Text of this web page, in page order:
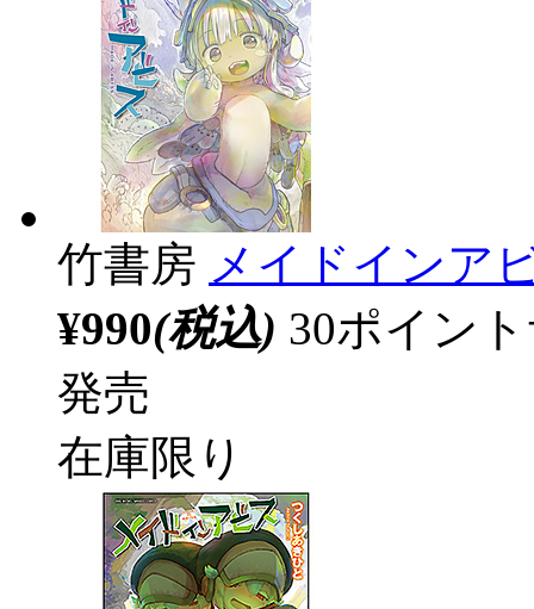
竹書房 メイドインア
¥990(税込) 30ポイン
発売
在庫限り